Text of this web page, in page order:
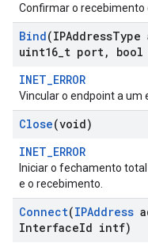
Confirmar o recebimento
Bind(IPAddressType
uint16 t port, bool
INET_ERROR
Vincular o endpoint a um
Close(void)
INET_ERROR
Iniciar o fechamento
e o recebimento.
Connect(IPAddress
InterfaceId intf)